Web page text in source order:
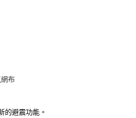
含以上)免運費
布
的避震功能。